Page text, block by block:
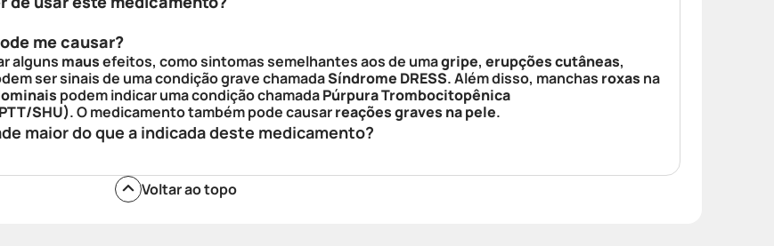
me causar?
alguns mausefeitos, como sintomas semelhantes aos de umagripe, erupções cutâneas,
ser sinais de uma condição grave chamadaSíndrome DRESS. Além disso, manchas roxas na
podem indicar uma condição chamadaPúrpura Trombocitopênica
SHU). O medicamento também pode causarreações graves na pele.
maior do que a indicada deste medicamento?
Voltar ao topo